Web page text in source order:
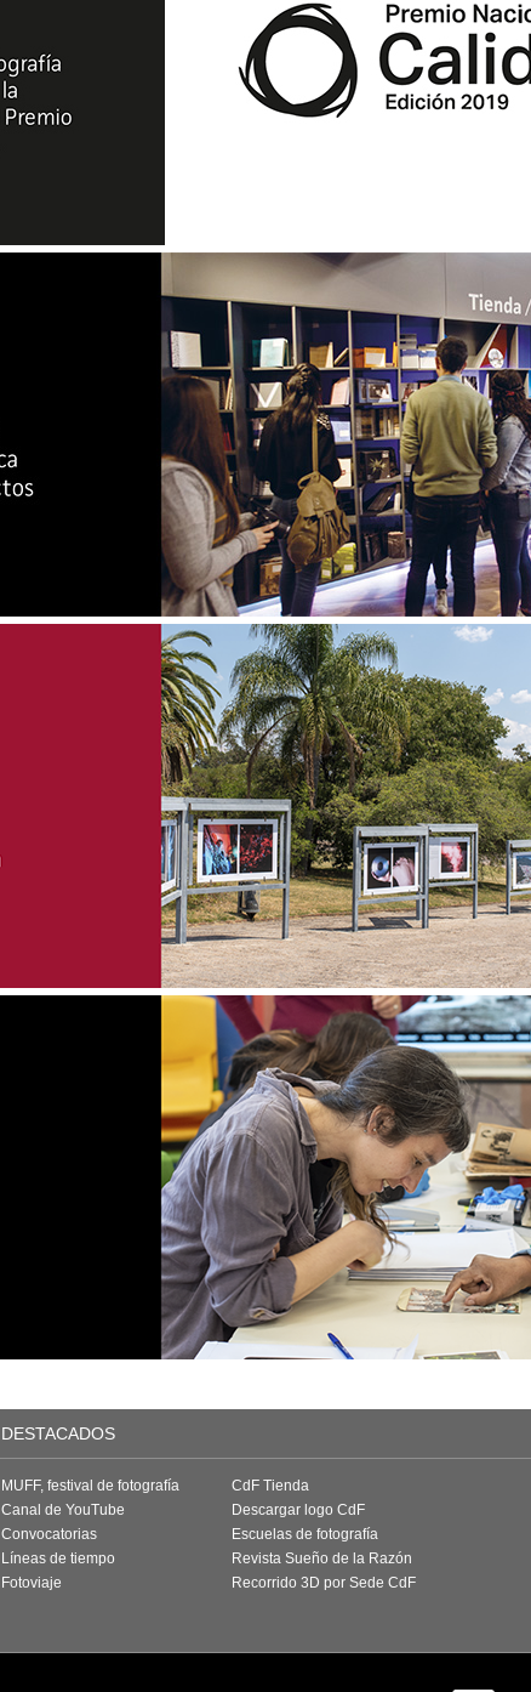
DESTACADOS
MUFF, festival de fotografía
Canal de YouTube
Convocatorias
Líneas de tiempo
Fotoviaje
CdF Tienda
Descargar logo CdF
Escuelas de fotografía
Revista Sueño de la Razón
Recorrido 3D por Sede CdF